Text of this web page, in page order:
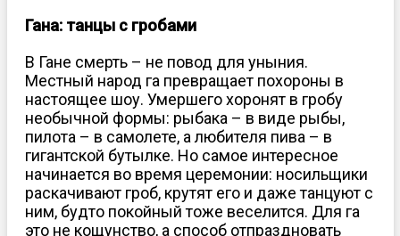
Гана: танцы с гробами
В Гане смерть – не повод для уныния.
Местный народ га превращает похороны в
настоящее шоу. Умершего хоронят в гробу
необычной формы: рыбака – в виде рыбы,
пилота – в самолете, а любителя пива – в
гигантской бутылке. Но самое интересное
начинается во время церемонии: носильщики
раскачивают гроб, крутят его и даже танцуют с
ним, будто покойный тоже веселится. Для га
это не кощунство, а способ отпраздновать